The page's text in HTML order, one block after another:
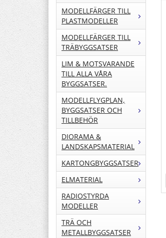
MODELLFÄRGER TILL
PLASTMODELLER
MODELLFÄRGER TILL
TRÄBYGGSATSER
LIM & MOTSVARANDE
TILL ALLA VÅRA
BYGGSATSER.
MODELLFLYGPLAN,
BYGGSATSER OCH
TILLBEHÖR
DIORAMA &
LANDSKAPSMATERIAL
KARTONGBYGGSATSER
ELMATERIAL
RADIOSTYRDA
MODELLER
TRÄ OCH
METALLBYGGSATSER